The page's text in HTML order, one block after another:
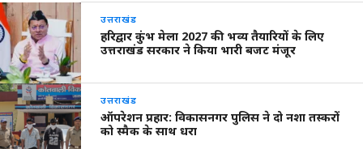
उत्तराखंड
हरिद्वार कुंभ मेला 2027 की भव्य तैयारियों के लिए
उत्तराखंड सरकार ने किया भारी बजट मंजूर
उत्तराखंड
ऑपरेशन प्रहार: विकासनगर पुलिस ने दो नशा तस्करों
को स्मैक के साथ धरा